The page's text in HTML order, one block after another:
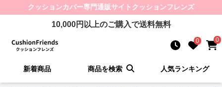
クッションカバー専門通販サイト クッションフレンズ
10,000円以上のご購入で送料無料
0 0
新着商品 商品を検索 人気ランキング